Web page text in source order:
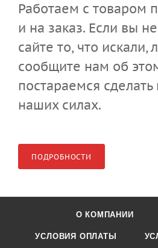
Работаем с товаром
и на заказ. Если вы
сайте то, что искали,
сообщите нам об
постараемся сделать
наших силах.
ПОДРОБНОСТИ
О КОМПАНИИ
УСЛОВИЯ ОПЛАТЫ